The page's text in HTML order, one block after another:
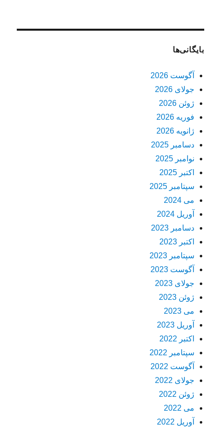
بایگانی‌ها
آگوست 2026
جولای 2026
ژوئن 2026
فوریه 2026
ژانویه 2026
دسامبر 2025
نوامبر 2025
اکتبر 2025
سپتامبر 2025
می 2024
آوریل 2024
دسامبر 2023
اکتبر 2023
سپتامبر 2023
آگوست 2023
جولای 2023
ژوئن 2023
می 2023
آوریل 2023
اکتبر 2022
سپتامبر 2022
آگوست 2022
جولای 2022
ژوئن 2022
می 2022
آوریل 2022